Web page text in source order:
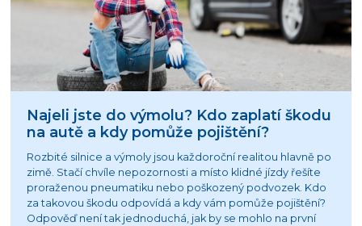
Najeli jste do výmolu? Kdo zaplatí škodu
na autě a kdy pomůže pojištění?
Rozbité silnice a výmoly jsou každoroční realitou hlavně po
zimě. Stačí chvíle nepozornosti a místo klidné jízdy řešíte
proraženou pneumatiku nebo poškozený podvozek. Kdo
za takovou škodu odpovídá a kdy vám pomůže pojištění?
Odpověď není tak jednoduchá, jak by se mohlo na první